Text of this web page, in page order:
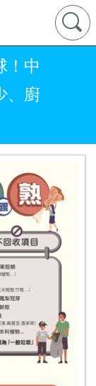
！中
、廚